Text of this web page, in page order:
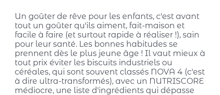
Un goûter de rêve pour les enfants, c'est avant
tout un goûter qu'ils aiment, fait-maison et
facile à faire (et surtout rapide à réaliser !), sain
pour leur santé. Les bonnes habitudes se
prennent dès le plus jeune âge ! Il vaut mieux à
tout prix éviter les biscuits industriels ou
céréales, qui sont souvent classés NOVA 4 (c'est
à dire ultra-transformés), avec un NUTRISCORE
médiocre, une liste d'ingrédients qui dépasse